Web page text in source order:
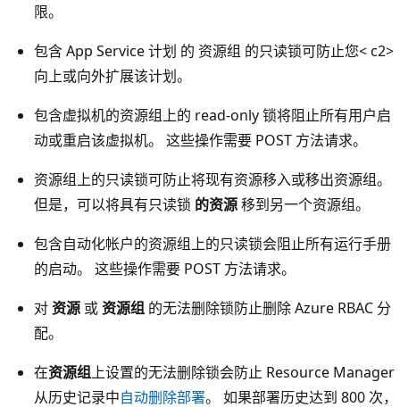
限。
包含App Service 计划 的 资源组 的只读锁可防止您< c2>
向上或向外扩展该计划。
包含虚拟机的资源组上的 read-only 锁将阻止所有用户启
动或重启该虚拟机。 这些操作需要 POST 方法请求。
资源组上的只读锁可防止将现有资源移入或移出资源组。
但是，可以将具有只读锁 的资源移到另一个资源组。
包含自动化帐户的资源组上的只读锁会阻止所有运行手册
的启动。 这些操作需要 POST 方法请求。
对资源 或资源组 的无法删除锁防止删除 Azure RBAC 分
配。
在资源组上设置的无法删除锁会防止 Resource Manager
从历史记录中自动删除部署。 如果部署历史达到 800 次，